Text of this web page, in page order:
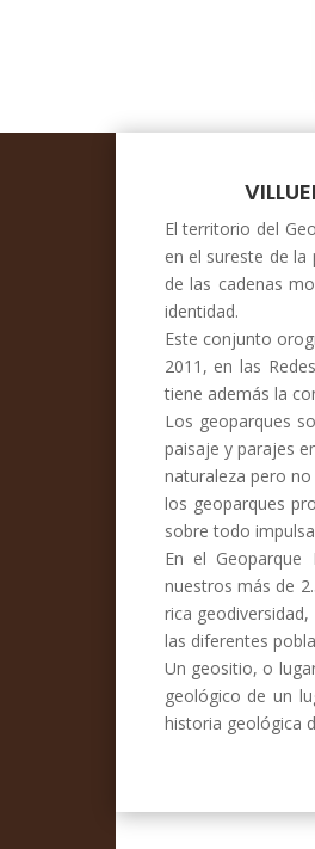
El territorio del
en el sureste de la
de las cadenas
identidad.
Este conjunto
2011, en las
tiene además la
Los geoparques
paisaje y parajes
naturaleza pero
los geoparques
sobre todo
En el Geoparque
nuestros más de
rica
las diferentes
Un geositio, o
geológico de un
historia geológica